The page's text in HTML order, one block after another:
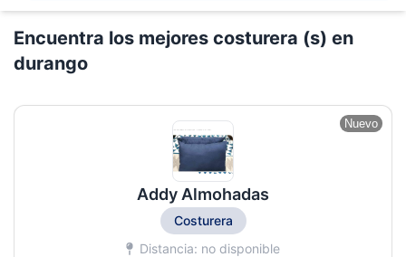
Encuentra los mejores costurera (s) en
durango
Nuevo
Addy Almohadas
Costurera
Distancia: no disponible